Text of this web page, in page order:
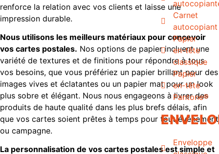
Carnet
autocopiant
Papier
en-tête
classique
Papier
en-tête
Pantone®
Enveloppe
renforce la relation avec vos clients et laisse une
impression durable.
Nous utilisons les meilleurs matériaux pour concevoir
vos cartes postales. Nos options de papier incluent une
variété de textures et de finitions pour répondre à tous
vos besoins, que vous préfériez un papier brillant pour des
images vives et éclatantes ou un papier mat pour un look
plus sobre et élégant. Nous nous engageons à livrer des
produits de haute qualité dans les plus brefs délais, afin
que vos cartes soient prêtes à temps pour tout événement
ou campagne.
La personnalisation de vos cartes postales est simple et